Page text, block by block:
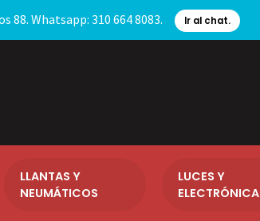
88. Whatsapp: 310 664 8083. Ir al chat.
LLANTAS Y
NEUMÁTICOS
LUCES Y
ELECTRÓNICA